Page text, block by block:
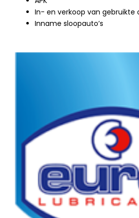
In- en verkoop van gebruikte
Inname sloopauto’s